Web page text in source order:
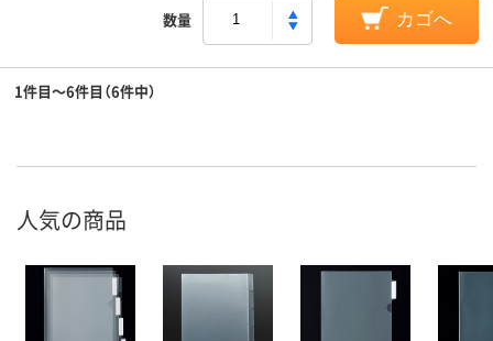
数量 カゴへ
1件目～6件目（6件中）
人気の商品